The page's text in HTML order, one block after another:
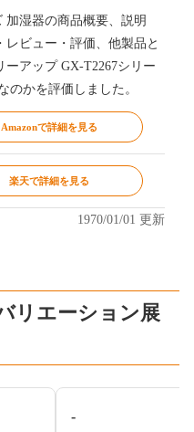
加湿器の商品概要、説明
ビュー・評価、他製品と
アップ GX-T2267シリー
のかを評価しました。
Amazonで詳細を見る
楽天で詳細を見る
1970/01/01 更新
リエーション展
-